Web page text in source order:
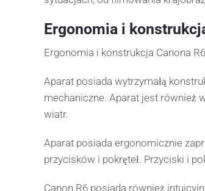
Ergonomia i
Ergonomia i konstrukcja Canona
Aparat posiada wytrzymałą
mechaniczne. Aparat jest również
wiatr.
Aparat posiada ergonomicznie
przycisków i pokręteł. Przyciski i
Canon R6 posiada również